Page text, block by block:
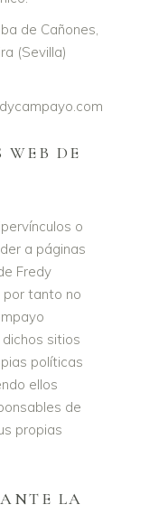
de Cañones,
(Sevilla)
WEB DE
o
a páginas
Fredy
por tanto no
sitios
políticas
ellos
de
propias
LA